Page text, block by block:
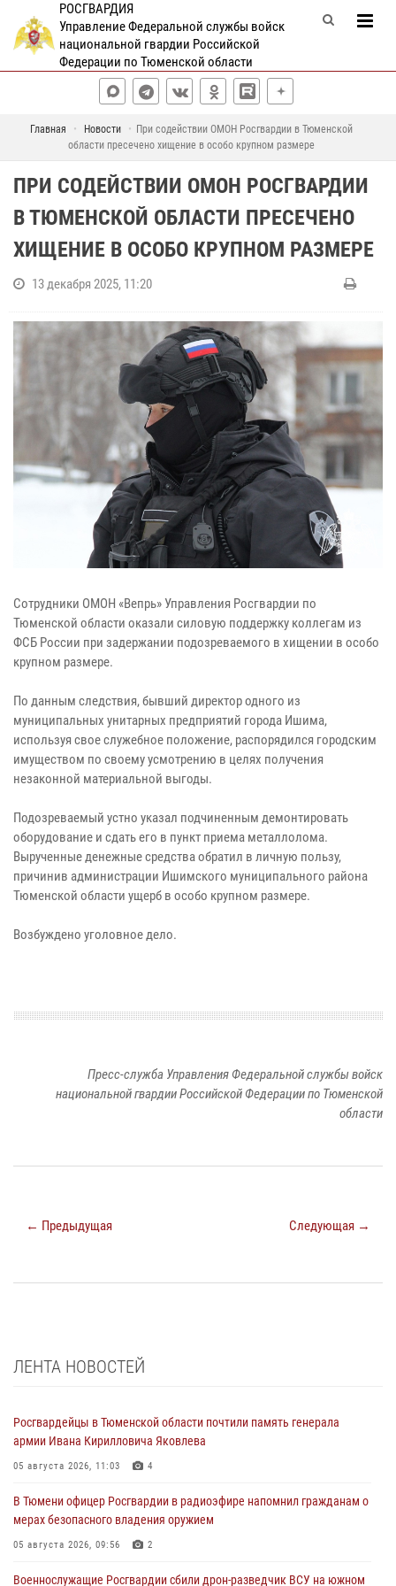
РОСГВАРДИЯ
Управление Федеральной службы войск
национальной гвардии Российской
Федерации по Тюменской области
Главная Новости
При содействии ОМОН Росгвардии в Тюменской
области пресечено хищение в особо крупном размере
ПРИ СОДЕЙСТВИИ ОМОН РОСГВАРДИИ
В ТЮМЕНСКОЙ ОБЛАСТИ ПРЕСЕЧЕНО
ХИЩЕНИЕ В ОСОБО КРУПНОМ РАЗМЕРЕ
13 декабря 2025, 11:20
Сотрудники ОМОН «Вепрь» Управления Росгвардии по
Тюменской области оказали силовую поддержку коллегам из
ФСБ России при задержании подозреваемого в хищении в особо
крупном размере.
По данным следствия, бывший директор одного из
муниципальных унитарных предприятий города Ишима,
используя свое служебное положение, распорядился городским
имуществом по своему усмотрению в целях получения
незаконной материальной выгоды.
Подозреваемый устно указал подчиненным демонтировать
оборудование и сдать его в пункт приема металлолома.
Вырученные денежные средства обратил в личную пользу,
причинив администрации Ишимского муниципального района
Тюменской области ущерб в особо крупном размере.
Возбуждено уголовное дело.
Пресс-служба Управления Федеральной службы войск
национальной гвардии Российской Федерации по Тюменской
области
← Предыдущая Следующая →
ЛЕНТА НОВОСТЕЙ
Росгвардейцы в Тюменской области почтили память генерала
армии Ивана Кирилловича Яковлева
05 августа 2026, 11:03 4
В Тюмени офицер Росгвардии в радиоэфире напомнил гражданам о
мерах безопасного владения оружием
05 августа 2026, 09:56 2
Военнослужащие Росгвардии сбили дрон-разведчик ВСУ на южном